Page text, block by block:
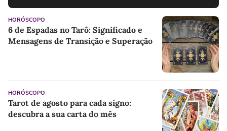
HORÓSCOPO
6 de Espadas no Tarô: Significado e
Mensagens de Transição e Superação
HORÓSCOPO
Tarot de agosto para cada signo:
descubra a sua carta do mês